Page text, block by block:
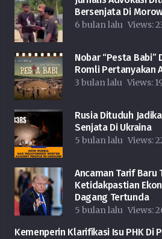
Bersenjata Di
6 bulan lalu Views:
Nobar “Pesta Babi”
Romli Pertanyakan
3 bulan lalu Views:
Rusia Dituduh
Senjata Di Ukraina
5 bulan lalu Views:
Ancaman Tarif Baru
Ketidakpastian
Dagang Tertunda
5 bulan lalu Views:
Kemenperin Klarifikasi Isu PHK Di